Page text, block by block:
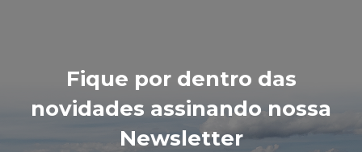
Fique por dentro das
novidades assinando nossa
Newsletter